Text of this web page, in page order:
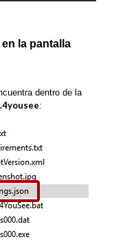
la pantalla
dentro de la
: